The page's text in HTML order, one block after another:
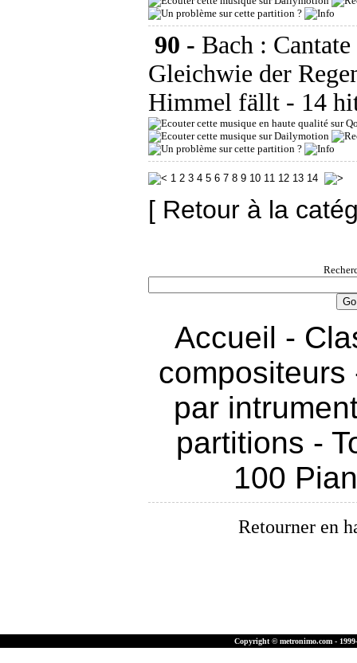
90 - Bach :
Gleichwie der
Himmel fällt - 14
1 2 3 4 5 6 7 8 9 10 11 12 13 14
[ Retour à la
Accueil -
compositeurs
par
partitions -
100
Retourner en
Copyright © metronimo.com -